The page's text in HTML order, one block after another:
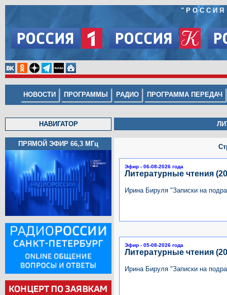
"РОССИЯ
НОВОСТИ ПРОГРАММЫ РАДИО ПРОГРАММА ПЕРЕДАЧ
НАВИГАТОР
ПРЯМОЙ ЭФИР 66,3 МГц
Эфир - 06-08-2026 года
Литературные чтения
Ирина Бируля "Записки на
Эфир - 05-08-2026 года
Литературные чтения
Ирина Бируля "Записки на